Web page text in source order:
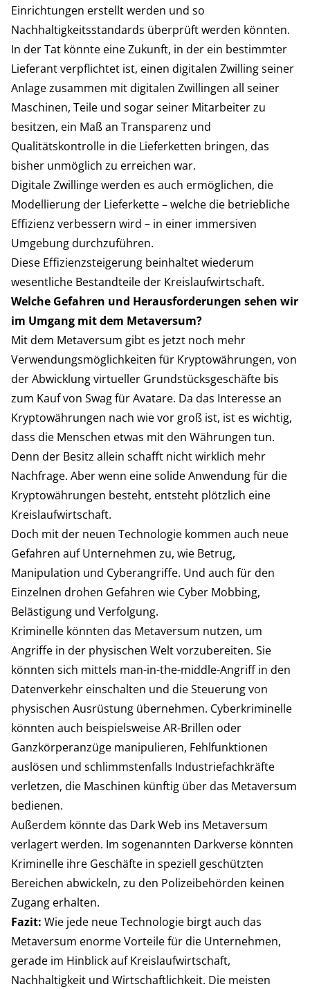
Einrichtungen erstellt werden und so
Nachhaltigkeitsstandards überprüft werden könnten.
In der Tat könnte eine Zukunft, in der ein bestimmter
Lieferant verpflichtet ist, einen digitalen Zwilling seiner
Anlage zusammen mit digitalen Zwillingen all seiner
Maschinen, Teile und sogar seiner Mitarbeiter zu
besitzen, ein Maß an Transparenz und
Qualitätskontrolle in die Lieferketten bringen, das
bisher unmöglich zu erreichen war.
Digitale Zwillinge werden es auch ermöglichen, die
Modellierung der Lieferkette – welche die betriebliche
Effizienz verbessern wird – in einer immersiven
Umgebung durchzuführen.
Diese Effizienzsteigerung beinhaltet wiederum
wesentliche Bestandteile der Kreislaufwirtschaft.
Welche Gefahren und Herausforderungen sehen wir
im Umgang mit dem Metaversum?
Mit dem Metaversum gibt es jetzt noch mehr
Verwendungsmöglichkeiten für Kryptowährungen, von
der Abwicklung virtueller Grundstücksgeschäfte bis
zum Kauf von Swag für Avatare. Da das Interesse an
Kryptowährungen nach wie vor groß ist, ist es wichtig,
dass die Menschen etwas mit den Währungen tun.
Denn der Besitz allein schafft nicht wirklich mehr
Nachfrage. Aber wenn eine solide Anwendung für die
Kryptowährungen besteht, entsteht plötzlich eine
Kreislaufwirtschaft.
Doch mit der neuen Technologie kommen auch neue
Gefahren auf Unternehmen zu, wie Betrug,
Manipulation und Cyberangriffe. Und auch für den
Einzelnen drohen Gefahren wie Cyber Mobbing,
Belästigung und Verfolgung.
Kriminelle könnten das Metaversum nutzen, um
Angriffe in der physischen Welt vorzubereiten. Sie
könnten sich mittels man-in-the-middle-Angriff in den
Datenverkehr einschalten und die Steuerung von
physischen Ausrüstung übernehmen. Cyberkriminelle
könnten auch beispielsweise AR-Brillen oder
Ganzkörperanzüge manipulieren, Fehlfunktionen
auslösen und schlimmstenfalls Industriefachkräfte
verletzen, die Maschinen künftig über das Metaversum
bedienen.
Außerdem könnte das Dark Web ins Metaversum
verlagert werden. Im sogenannten Darkverse könnten
Kriminelle ihre Geschäfte in speziell geschützten
Bereichen abwickeln, zu den Polizeibehörden keinen
Zugang erhalten.
Fazit: Wie jede neue Technologie birgt auch das
Metaversum enorme Vorteile für die Unternehmen,
gerade im Hinblick auf Kreislaufwirtschaft,
Nachhaltigkeit und Wirtschaftlichkeit. Die meisten